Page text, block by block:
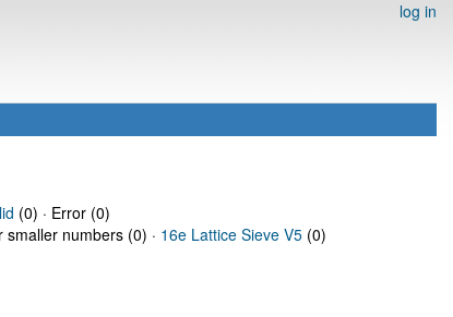
log in
(0) · Error (0)
smaller numbers (0) · 16e Lattice Sieve V5 (0)